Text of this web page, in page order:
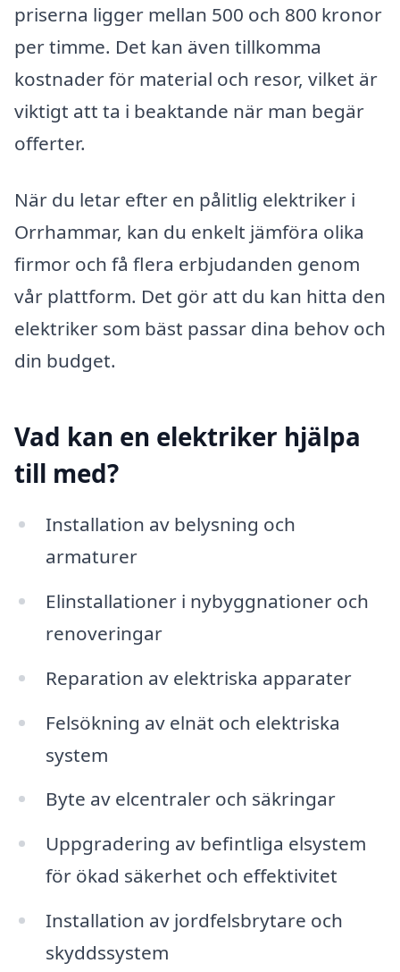
priserna ligger mellan 500 och 800 kronor
per timme. Det kan även tillkomma
kostnader för material och resor, vilket är
viktigt att ta i beaktande när man begär
offerter.
När du letar efter en pålitlig elektriker i
Orrhammar, kan du enkelt jämföra olika
firmor och få flera erbjudanden genom
vår plattform. Det gör att du kan hitta den
elektriker som bäst passar dina behov och
din budget.
Vad kan en elektriker hjälpa
till med?
Installation av belysning och
armaturer
Elinstallationer i nybyggnationer och
renoveringar
Reparation av elektriska apparater
Felsökning av elnät och elektriska
system
Byte av elcentraler och säkringar
Uppgradering av befintliga elsystem
för ökad säkerhet och effektivitet
Installation av jordfelsbrytare och
skyddssystem